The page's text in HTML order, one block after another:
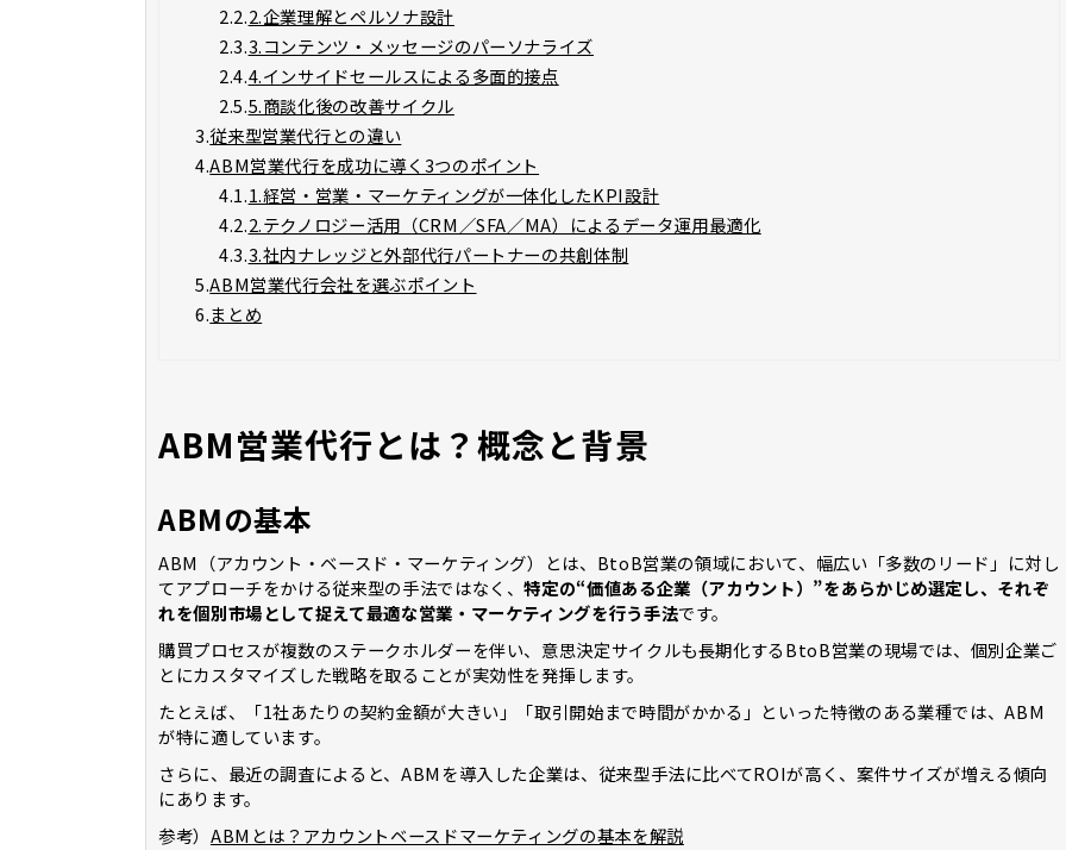
2.2.2.企業理解とペルソナ設計
2.3.3.コンテンツ・メッセージのパーソナライズ
2.4.4.インサイドセールスによる多面的接点
2.5.5.商談化後の改善サイクル
3.従来型営業代行との違い
4.ABM営業代行を成功に導く3つのポイント
4.1.1.経営・営業・マーケティングが一体化したKPI設計
4.2.2.テクノロジー活用（CRM／SFA／MA）によるデータ運用最適化
4.3.3.社内ナレッジと外部代行パートナーの共創体制
5.ABM営業代行会社を選ぶポイント
6.まとめ
ABM営業代行とは？概念と背景
ABMの基本
ABM（アカウント・ベースド・マーケティング）とは、BtoB営業の領域において、幅広い「多数のリード」に対し
てアプローチをかける従来型の手法ではなく、特定の“価値ある企業（アカウント）”をあらかじめ選定し、それぞ
れを個別市場として捉えて最適な営業・マーケティングを行う手法です。
購買プロセスが複数のステークホルダーを伴い、意思決定サイクルも長期化するBtoB営業の現場では、個別企業ご
とにカスタマイズした戦略を取ることが実効性を発揮します。
たとえば、「1社あたりの契約金額が大きい」「取引開始まで時間がかかる」といった特徴のある業種では、ABM
が特に適しています。
さらに、最近の調査によると、ABMを導入した企業は、従来型手法に比べてROIが高く、案件サイズが増える傾向
にあります。
参考） ABMとは？アカウントベースドマーケティングの基本を解説